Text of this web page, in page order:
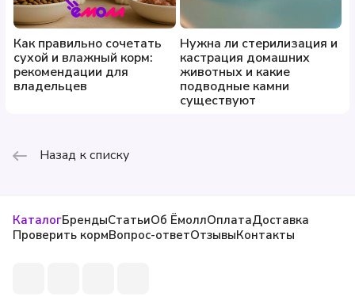
Как правильно сочетать
сухой и влажный корм:
рекомендации для
владельцев
Нужна ли стерилизация и
кастрация домашних
животных и какие
подводные камни
существуют
Назад к списку
КаталогБрендыСтатьиОб ЁмоллОплатаДоставка
Проверить кормВопрос-ответОтзывыКонтакты